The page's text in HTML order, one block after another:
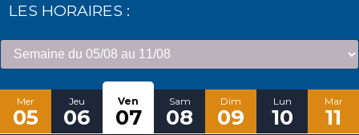
LES HORAIRES :
Mer
05
Jeu
06
Ven
07
Sam
08
Dim
09
Lun
10
Mar
11